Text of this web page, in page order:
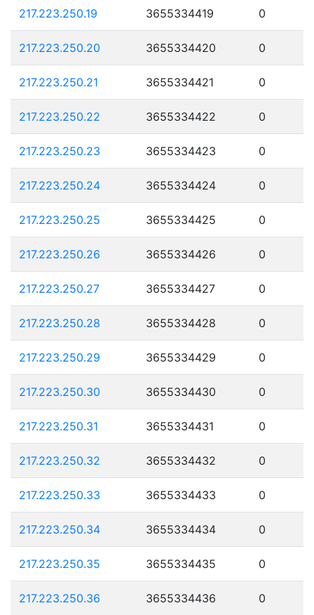
217.223.250.19 3655334419 0
217.223.250.20 3655334420 0
217.223.250.21 3655334421 0
217.223.250.22 3655334422 0
217.223.250.23 3655334423 0
217.223.250.24 3655334424 0
217.223.250.25 3655334425 0
217.223.250.26 3655334426 0
217.223.250.27 3655334427 0
217.223.250.28 3655334428 0
217.223.250.29 3655334429 0
217.223.250.30 3655334430 0
217.223.250.31 3655334431 0
217.223.250.32 3655334432 0
217.223.250.33 3655334433 0
217.223.250.34 3655334434 0
217.223.250.35 3655334435 0
217.223.250.36 3655334436 0